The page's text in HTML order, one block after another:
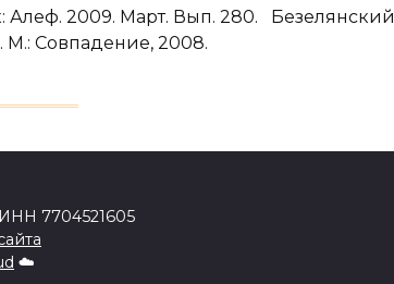
2009. Март. Вып. 280. Безелянский
М.: Совпадение, 2008.
7704521605
☁️